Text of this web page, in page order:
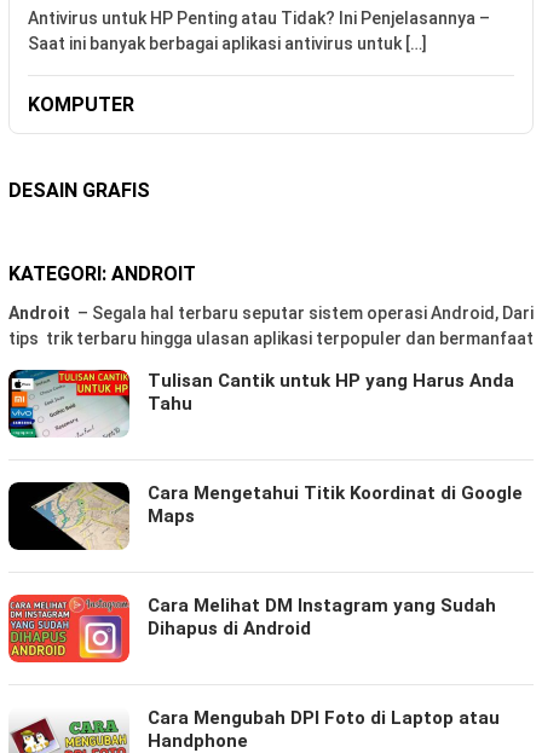
Antivirus untuk HP Penting atau Tidak? Ini Penjelasannya –
Saat ini banyak berbagai aplikasi antivirus untuk […]
KOMPUTER
DESAIN GRAFIS
KATEGORI: ANDROIT
Androit – Segala hal terbaru seputar sistem operasi Android, Dari
tips trik terbaru hingga ulasan aplikasi terpopuler dan bermanfaat
Tulisan Cantik untuk HP yang Harus Anda
Tahu
Cara Mengetahui Titik Koordinat di Google
Maps
Cara Melihat DM Instagram yang Sudah
Dihapus di Android
Cara Mengubah DPI Foto di Laptop atau
Handphone